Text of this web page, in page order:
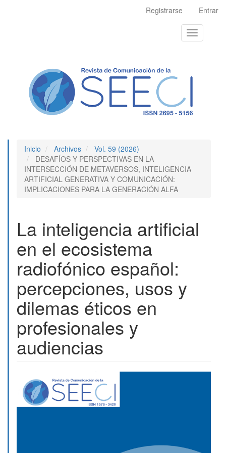
Registrarse Entrar
Toggle
navigation
Inicio Archivos
Vol. 59 (2026)
DESAFÍOS Y PERSPECTIVAS EN LA
INTERSECCIÓN DE METAVERSOS, INTELIGENCIA
ARTIFICIAL GENERATIVA Y COMUNICACIÓN:
IMPLICACIONES PARA LA GENERACIÓN ALFA
La inteligencia artificial
en el ecosistema
radiofónico español:
percepciones, usos y
dilemas éticos en
profesionales y
audiencias
Barra
lateral
del